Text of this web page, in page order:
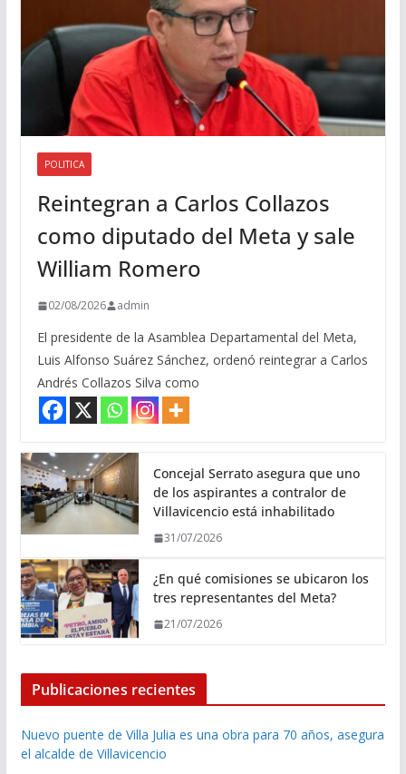
POLITICA
Reintegran a Carlos Collazos
como diputado del Meta y sale
William Romero
02/08/2026 admin
El presidente de la Asamblea Departamental del Meta,
Luis Alfonso Suárez Sánchez, ordenó reintegrar a Carlos
Andrés Collazos Silva como
Concejal Serrato asegura que uno
de los aspirantes a contralor de
Villavicencio está inhabilitado
31/07/2026
¿En qué comisiones se ubicaron los
tres representantes del Meta?
21/07/2026
Publicaciones recientes
Nuevo puente de Villa Julia es una obra para 70 años, asegura
el alcalde de Villavicencio